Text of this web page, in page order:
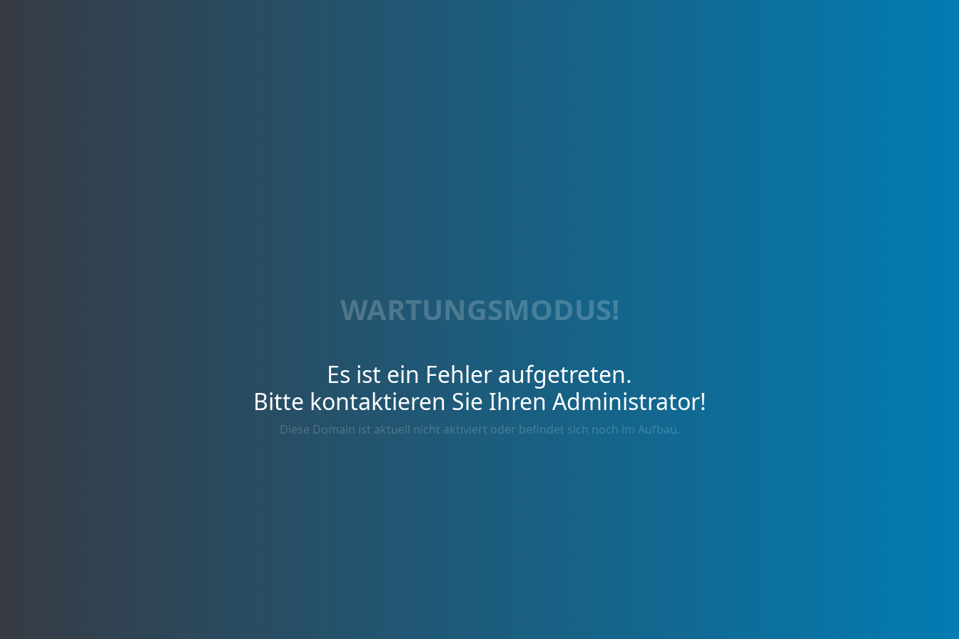
WARTUNGSMODUS!
Es ist ein Fehler aufgetreten.
Bitte kontaktieren Sie Ihren Administrator!
Diese Domain ist aktuell nicht aktiviert oder befindet sich noch im Aufbau.